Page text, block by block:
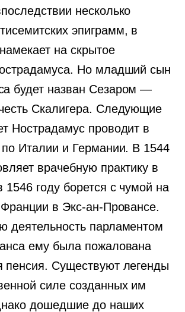
несколько
эпиграмм, в
на скрытое
Но младший сын
будет назван Сезаром —
Скалигера. Следующие
Нострадамус проводит в
по Италии и Германии. В 1544
врачебную практику в
году борется с чумой на
Франции в Экс-ан-Провансе.
деятельность парламентом
ему была пожалована
пенсия. Существуют легенды
силе созданных им
дошедшие до наших